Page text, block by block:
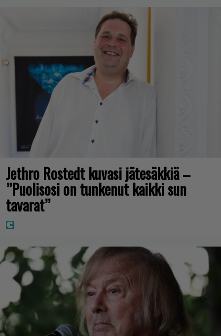
Jethro Rostedt kuvasi jätesäkkiä –
”Puolisosi on tunkenut kaikki sun
tavarat”